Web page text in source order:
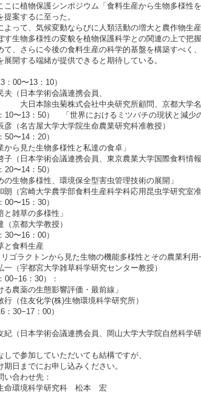
植物保護シンポジウム「食料生産から生物多様性を
するに至った。
、気候変動ならびに人類活動の増大と農作物生産
物多様性の変貌を植物保護科学との関連の上で把
さらに今後の食料生産の科学的基盤を構築すべく
する端緒が提供できると期待している。
00〜13：10）
本学術会議連携会員、
菊株式会社中央研究所顧問、京都大学名誉
10〜13：50） 「世界におけるミツバチの現状と減少
古屋大学大学院生命農業研究科准教授）
〜14：20）
ら見た生物多様性と私達の食卓」
本学術会議連携会員、東京農業大学国際食料情報
〜14：50）
生物多様性、環境保全型害虫管理技術の展開」
崎大学農学部食料生産科学科応用昆虫学研究室准
〜15：30）
雑草の多様性」
都大学教授）
〜16：00）
と食料生産
トンから見た生物の機能多様性とその農業利用−
都宮大学雑草科学研究センター教授）
：30）：
農薬の生態影響評価・最前線」
友化学(株)生物環境科学研究所）
30−17：00）
本学術会議連携会員、岡山大学大学院自然科学研
で参加していただいても結構ですが、
日までにお申し込みください。
合わせ先：
環境科学研究科 松本 宏